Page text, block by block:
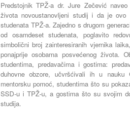
Predstojnik TPŽ-a dr. Jure Zečević
života novoustanovljeni studij i da je ovo
studenata TPŽ-a. Zajedno s drugom
od osamdeset studenata, poglavito
simbolični broj zainteresiranih vjernika
ponajprije osobama posvećenog života.
studentima, predavačima i gostima:
duhovne obzore, učvršćivali ih u nauku
mentorsku pomoć, studentima što su
SSD-u i TPŽ-u, a gostima što su svojim
studija.